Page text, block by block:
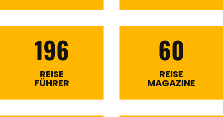
196
REISE
FÜHRER
60
REISE
MAGAZINE